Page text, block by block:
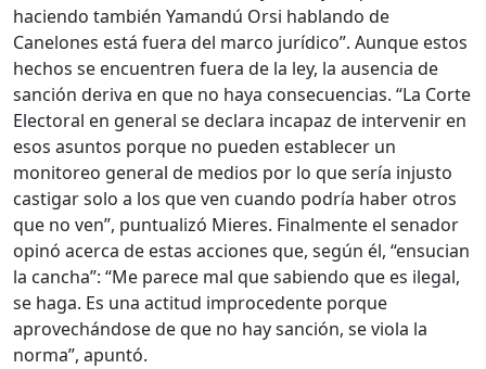
haciendo también Yamandú Orsi hablando de
Canelones está fuera del marco jurídico”. Aunque estos
hechos se encuentren fuera de la ley, la ausencia de
sanción deriva en que no haya consecuencias. “La Corte
Electoral en general se declara incapaz de intervenir en
esos asuntos porque no pueden establecer un
monitoreo general de medios por lo que sería injusto
castigar solo a los que ven cuando podría haber otros
que no ven”, puntualizó Mieres. Finalmente el senador
opinó acerca de estas acciones que, según él, “ensucian
la cancha”: “Me parece mal que sabiendo que es ilegal,
se haga. Es una actitud improcedente porque
aprovechándose de que no hay sanción, se viola la
norma”, apuntó.